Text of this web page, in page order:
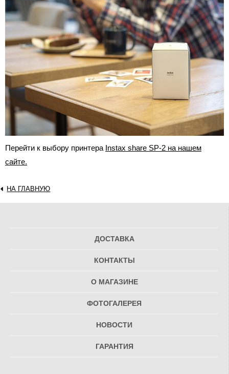
Перейти к выбору принтера Instax share SP-2 на нашем
сайте.
НА ГЛАВНУЮ
ДОСТАВКА
КОНТАКТЫ
О МАГАЗИНЕ
ФОТОГАЛЕРЕЯ
НОВОСТИ
ГАРАНТИЯ